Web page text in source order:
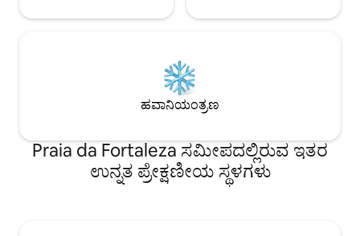
ಕಡಲತೀರಗಳಲ್ಲಿ, ಫೋರ್ಟಲೆಜಾ ಕಡಲತೀರವು ಸ್ತಬ್ಧ
ಫೋರ್ಟಲೆಜಾ ಹೆಚ್ಚು ನಿರ್ಜನವಾಗಿದೆ, ಸಣ್ಣ ಮರಳನ್ನು
ಹೊಂದಿದೆ ಮತ್ತು ಸರ್ಫ್ ಮಾಡಲು ಸಾಧ್ಯವಿದೆ. ಗೆಸ್ಟ್‌ಗಳು
ಕಾಲ್ನಡಿಗೆಯಲ್ಲಿ ಅವುಗಳನ್ನು ಪ್ರವೇಶಿಸಬಹುದು,
ಸುಮಾರು 400 ಮೀಟರ್‌ಗಳಷ್ಟು ಕೋಟೆಗೆ, 5 ರಿಂದ 10
ಸುಮಾರು 5 ನಿಮಿಷಗಳು ಹೆಚ್ಚು. ಸಾಧ್ಯವಾದಾಗಲೆಲ್ಲಾ
ನಾನು ಗೆಸ್ಟ್‌ಗಳನ್ನು ವೈಯಕ್ತಿಕವಾಗಿ ಭೇಟಿಯಾಗಲು
ಇಷ್ಟಪಡುತ್ತೇನೆ, ಆದರೆ ಹತ್ತಿರದಲ್ಲಿ ಕೇರ್‌ಟೇಕರ್ ಕೂಡ
ಕೇವಲ ಎರಡು ಮತ್ತು
ಹವಾನಿಯಂತ್ರಣ
Praia da Fortaleza ಸಮೀಪದಲ್ಲಿರುವ ಇತರ
ಉನ್ನತ ಪ್ರೇಕ್ಷಣೀಯ ಸ್ಥಳಗಳು